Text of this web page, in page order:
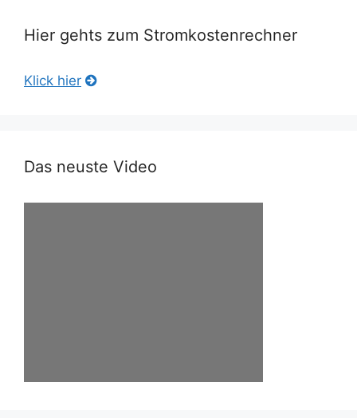
Hier gehts zum Stromkostenrechner
Klick hier
Das neuste Video